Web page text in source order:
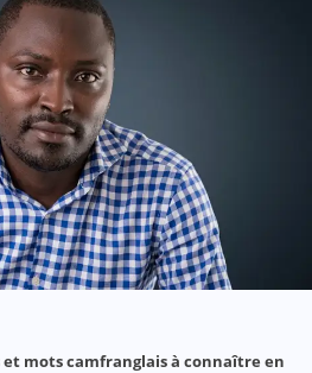
et mots camfranglais à connaître en